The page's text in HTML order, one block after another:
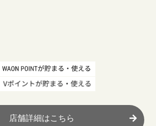
店舗詳細はこちら